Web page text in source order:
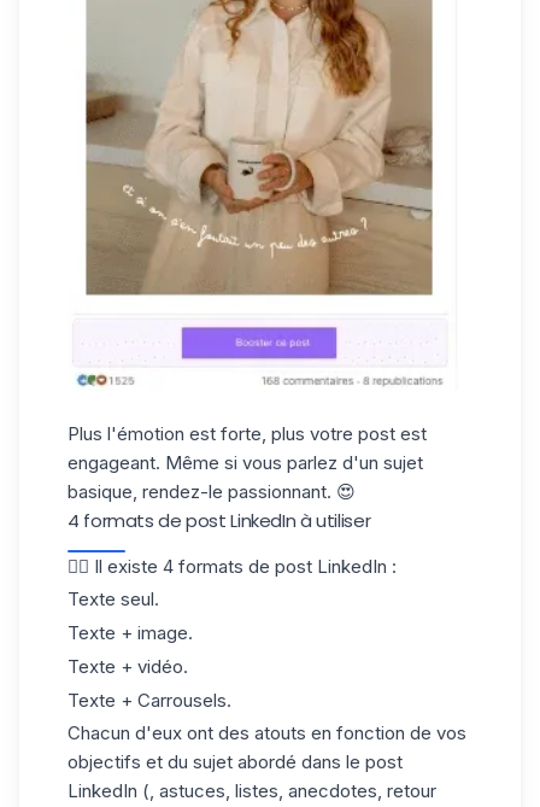
Plus l'émotion est forte, plus votre post est
engageant. Même si vous parlez d'un sujet
basique, rendez-le passionnant. 😍
4 formats de post LinkedIn à utiliser
👉🏼 Il existe 4 formats de post LinkedIn :
Texte seul.
Texte + image.
Texte + vidéo.
Texte + Carrousels.
Chacun d'eux ont des atouts en fonction de vos
objectifs et du sujet abordé dans le post
LinkedIn (, astuces, listes, anecdotes, retour